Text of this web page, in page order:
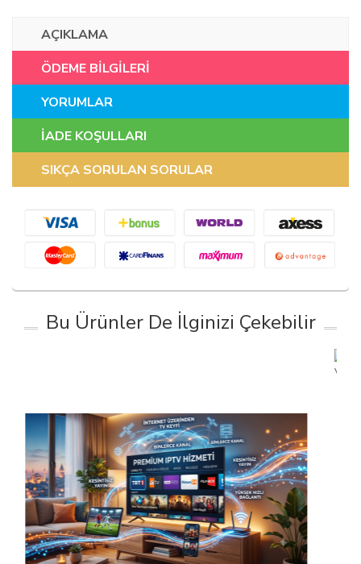
AÇIKLAMA
ÖDEME BİLGİLERİ
YORUMLAR
İADE KOŞULLARI
SIKÇA SORULAN SORULAR
Bu Ürünler De İlginizi Çekebilir
SORUNUZ